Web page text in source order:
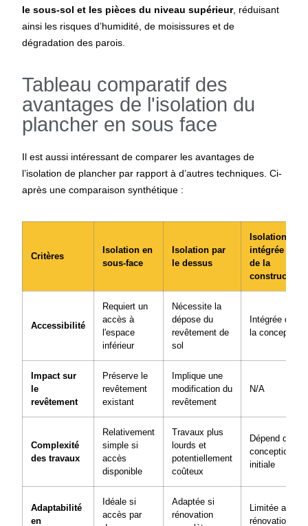
le sous-sol et les pièces du niveau supérieur, réduisant
ainsi les risques d’humidité, de moisissures et de
dégradation des parois.
Tableau comparatif des
avantages de l'isolation du
plancher en sous face
Il est aussi intéressant de comparer les avantages de
l’isolation de plancher par rapport à d’autres techniques. Ci-
après une comparaison synthétique :
Critères
Isolation en
sous-face
Isolation par
le dessus
Isolation
intégrée lors
de la
construction
Accessibilité
Requiert un
accès à
l'espace
inférieur
Nécessite la
dépose du
revêtement de
sol
Intégrée dès
la conception
Impact sur
le
revêtement
Préserve le
revêtement
existant
Implique une
modification du
revêtement
N/A
Complexité
des travaux
Relativement
simple si
accès
disponible
Travaux plus
lourds et
potentiellement
coûteux
Dépend de la
conception
initiale
Adaptabilité
en
Idéale si
accès par
Adaptée si
rénovation
Limitée aux
rénovations